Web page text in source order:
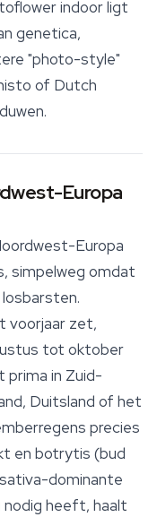
indoor ligt
genetica,
"photo-style"
of Dutch
Europa
Europa
simpelweg omdat
voorjaar zet,
tot oktober
prima in Zuid-
Duitsland of het
precies
en botrytis (bud
dominante
nodig heeft, haalt